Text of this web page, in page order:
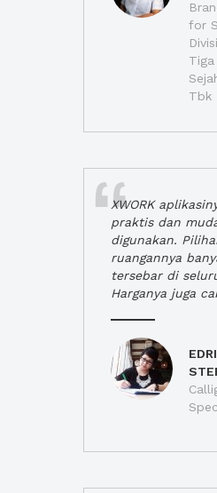
for
Tbk
XWORK
praktis dan
digunakan.
ruangannya
tersebar di
Harganya juga